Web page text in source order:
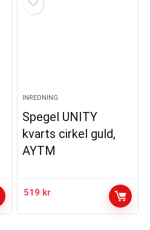
INREDNING
Spegel UNITY
kvarts cirkel guld,
AYTM
519 kr